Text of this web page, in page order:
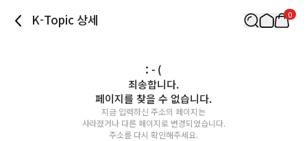
K-Topic 상세 0
: - (
죄송합니다.
페이지를 찾을 수 없습니다.
지금 입력하신 주소의 페이지는
사라졌거나 다른 페이지로 변경되었습니다.
주소를 다시 확인해주세요.